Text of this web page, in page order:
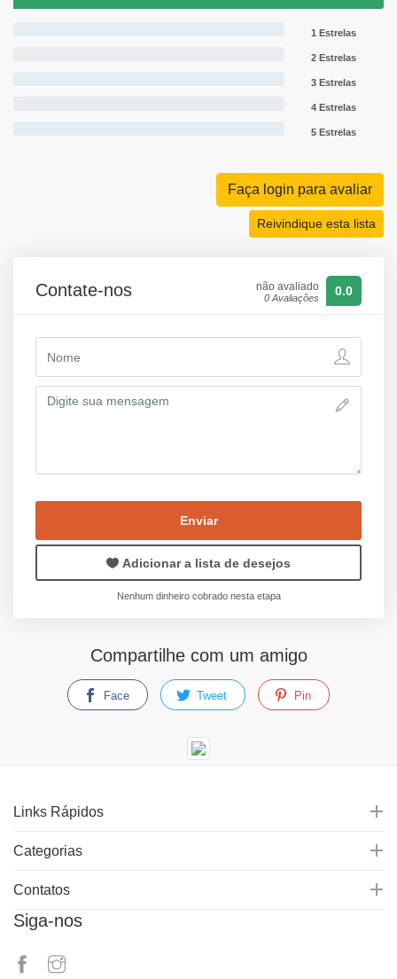
1 Estrelas
2 Estrelas
3 Estrelas
4 Estrelas
5 Estrelas
Faça login para avaliar
Reivindique esta lista
Contate-nos não avaliado
0 Avaliações 0.0
Enviar
Adicionar a lista de desejos
Nenhum dinheiro cobrado nesta etapa
Compartilhe com um amigo
Face Tweet Pin
Links Rápidos
Categorias
Contatos
Siga-nos